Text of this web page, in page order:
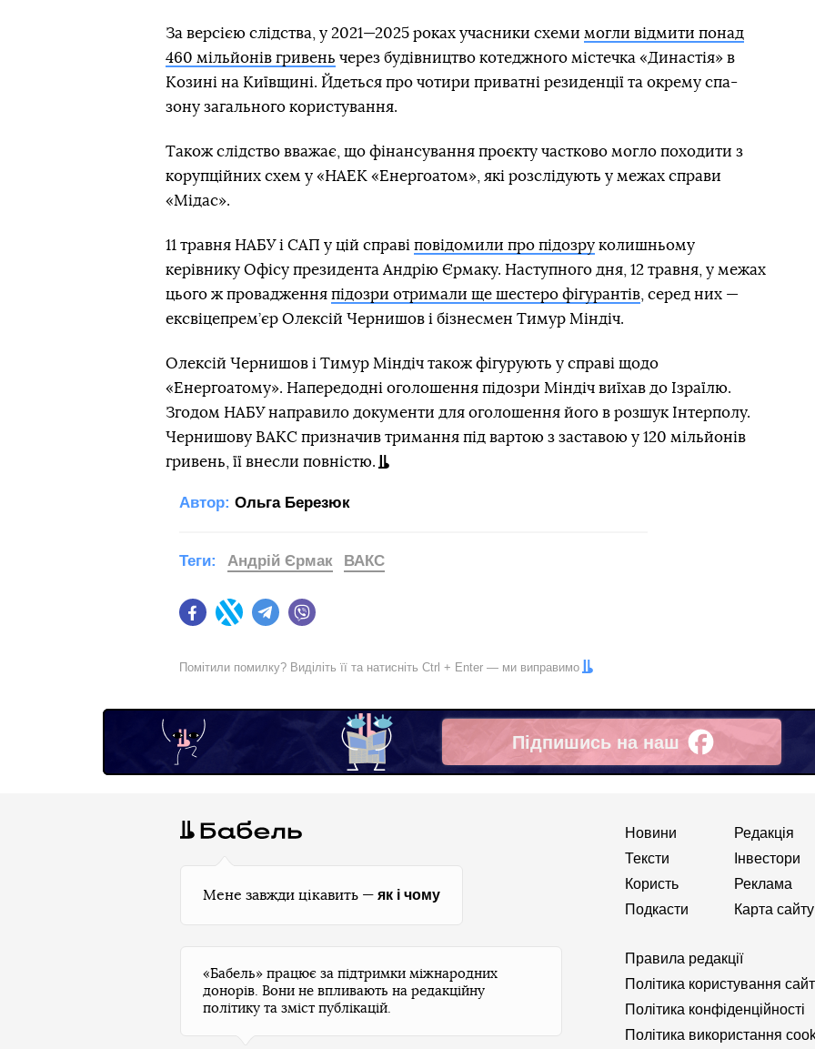
За версією слідства, у 2021—2025 роках учасники схеми могли відмити понад
460 мільйонів гривень через будівництво котеджного містечка «Династія» в
Козині на Київщині. Йдеться про чотири приватні резиденції та окрему спа-
зону загального користування.
Також слідство вважає, що фінансування проєкту частково могло походити з
корупційних схем у «НАЕК «Енергоатом», які розслідують у межах справи
«Мідас».
11 травня НАБУ і САП у цій справі повідомили про підозру колишньому
керівнику Офісу президента Андрію Єрмаку. Наступного дня, 12 травня, у межах
цього ж провадження підозри отримали ще шестеро фігурантів , серед них —
ексвіцепрем’єр Олексій Чернишов і бізнесмен Тимур Міндіч.
Олексій Чернишов і Тимур Міндіч також фігурують у справі щодо
«Енергоатому». Напередодні оголошення підозри Міндіч виїхав до Ізраїлю.
Згодом НАБУ направило документи для оголошення його в розшук Інтерполу.
Чернишову ВАКС призначив тримання під вартою з заставою у 120 мільйонів
гривень, її внесли повністю.
Автор: Ольга Березюк
FacebookTwitter Telegram
Теги: Андрій Єрмак ВАКС
Помітили помилку? Виділіть її та натисніть Ctrl + Enter — ми виправимо
Підпишись на наш
Facebook
Мене завжди цікавить — як і чому
Новини
Тексти
Користь
Подкасти
Редакція
Інвестори
Реклама
Карта сайту
Правила редакції
Політика користування
Політика конфіденційності
Політика використання
«Бабель» працює за підтримки міжнародних
донорів. Вони не впливають на редакційну
політику та зміст публікацій.